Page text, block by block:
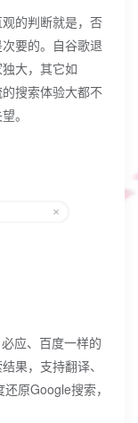
的判断就是，否
要的。自谷歌退
大，其它如
搜索体验大都不
。
应、百度一样的
果，支持翻译、
原Google搜索，